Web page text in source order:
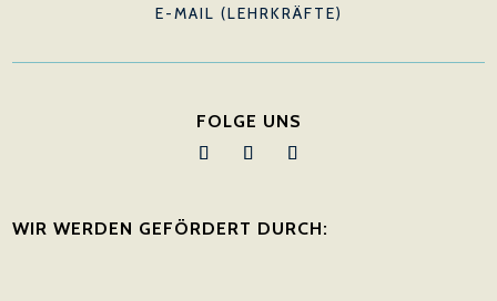
E-MAIL (LEHRKRÄFTE)
FOLGE UNS
WIR WERDEN GEFÖRDERT DURCH: